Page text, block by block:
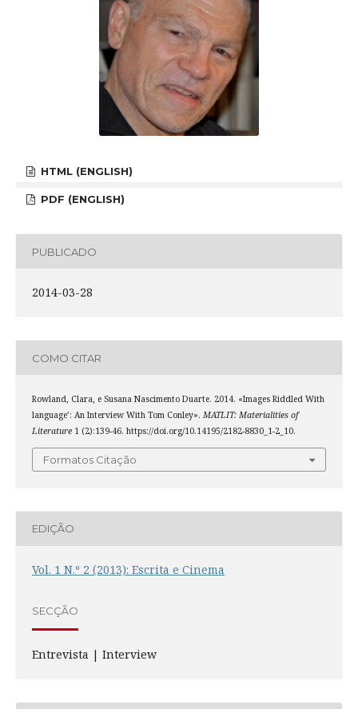
HTML (ENGLISH)
PDF (ENGLISH)
PUBLICADO
2014-03-28
COMO CITAR
Rowland, Clara, e Susana Nascimento Duarte. 2014. «Images Riddled With
language’: An Interview With Tom Conley». MATLIT: Materialities of
Literature1 (2):139-46. https://doi.org/10.14195/2182-8830_1-2_10.
Formatos Citação
EDIÇÃO
Vol. 1 N.º 2 (2013): Escrita e Cinema
SECÇÃO
Entrevista | Interview